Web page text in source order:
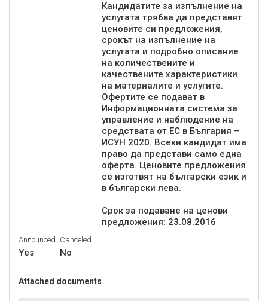
Кандидатите за изпълнение на
услугата трябва да представят
ценовите си предложения,
срокът на изпълнение на
услугата и подробно описание
на количествените и
качествените характеристики
на материалите и услугите.
Офертите се подават в
Информационната система за
управление и наблюдение на
средствата от ЕС в България –
ИСУН 2020. Всеки кандидат има
право да представи само една
оферта. Ценовите предложения
се изготвят на български език и
в български лева.
Срок за подаване на ценови
предложения: 23.08.2016
Announced
Yes
Canceled
No
Attached documents